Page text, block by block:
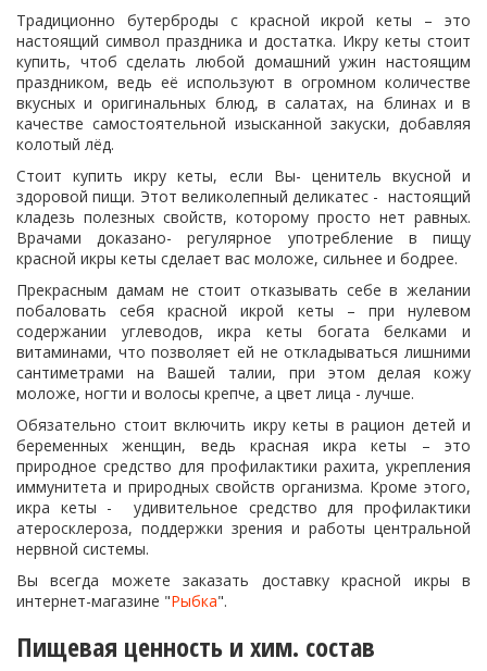
Традиционно бутерброды с красной икрой кеты – это
настоящий символ праздника и достатка. Икру кеты стоит
купить, чтоб сделать любой домашний ужин настоящим
праздником, ведь её используют в огромном количестве
вкусных и оригинальных блюд, в салатах, на блинах и в
качестве самостоятельной изысканной закуски, добавляя
колотый лёд.
Стоит купить икру кеты, если Вы- ценитель вкусной и
здоровой пищи. Этот великолепный деликатес - настоящий
кладезь полезных свойств, которому просто нет равных.
Врачами доказано- регулярное употребление в пищу
красной икры кеты сделает вас моложе, сильнее и бодрее.
Прекрасным дамам не стоит отказывать себе в желании
побаловать себя красной икрой кеты – при нулевом
содержании углеводов, икра кеты богата белками и
витаминами, что позволяет ей не откладываться лишними
сантиметрами на Вашей талии, при этом делая кожу
моложе, ногти и волосы крепче, а цвет лица - лучше.
Обязательно стоит включить икру кеты в рацион детей и
беременных женщин, ведь красная икра кеты – это
природное средство для профилактики рахита, укрепления
иммунитета и природных свойств организма. Кроме этого,
икра кеты - удивительное средство для профилактики
атеросклероза, поддержки зрения и работы центральной
нервной системы.
Вы всегда можете заказать доставку красной икры в
интернет-магазине "Рыбка".
Пищевая ценность и хим. состав